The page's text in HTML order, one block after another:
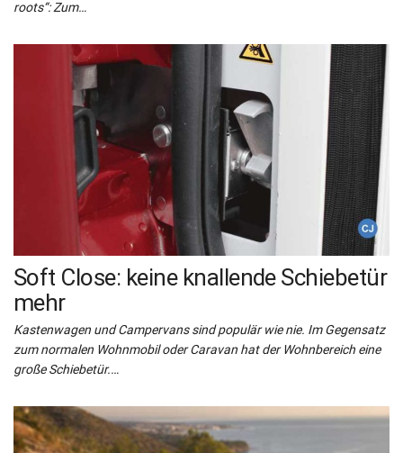
roots“: Zum…
Soft Close: keine knallende Schiebetür
mehr
Kastenwagen und Campervans sind populär wie nie. Im Gegensatz
zum normalen Wohnmobil oder Caravan hat der Wohnbereich eine
große Schiebetür.…